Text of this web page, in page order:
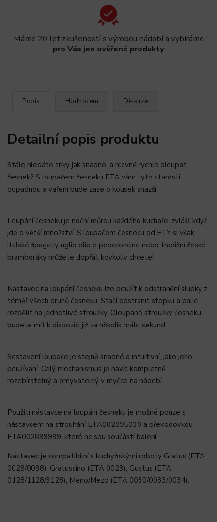
Máme 20 let zkušeností s výrobou nádobí a vybíráme
pro Vás jen ověřené produkty
Popis Hodnocení Diskuze
Detailní popis produktu
Stále hledáte triky jak snadno, a hlavně rychle oloupat
česnek? S loupačem česneku ETA vám tyto starosti
odpadnou a vaření bude zase o kousek snazší.
Loupání česneku je noční můrou každého kuchaře, zvlášť když
jde o větší množství. S loupačem česneku od ETY si však
italské špagety aglio olio e peperoncino nebo tradiční české
bramboráky můžete dopřát kdykoliv chcete!
Nástavec na loupání česneku lze použít k odstranění slupky z
téměř všech druhů česneku. Stačí odstranit stopku a palici
rozdělit na jednotlivé stroužky. Oloupané stroužky česneku
budete mít k dispozici již za několik málo sekund.
Sestavení loupače je stejně snadné a intuitivní, jako jeho
používání. Celý mechanismus je navíc kompletně
rozebíratelný a omyvatelný v myčce na nádobí.
Použití nástavce na loupání česneku je možné pouze s
nástavcem na strouhání ETA002895030 a převodovkou
ETA002899999, které nejsou součástí balení.
Nástavec je kompatibilní s kuchyňskými roboty Gratus (ETA
0028/0038), Gratussino (ETA 0023), Gustus (ETA
0128/1128/3128), Meno/Mezo (ETA 0030/0033/0034).